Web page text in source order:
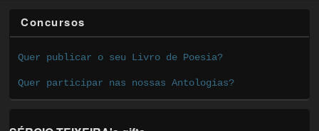
Concursos
Quer publicar o seu Livro de Poesia?
Quer participar nas nossas Antologias?